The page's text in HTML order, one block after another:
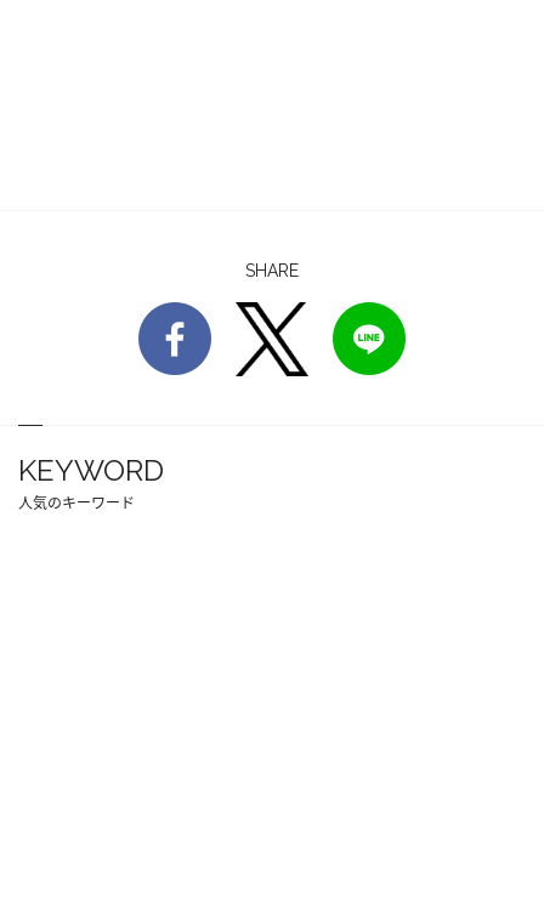
SHARE
KEYWORD
人気のキーワード